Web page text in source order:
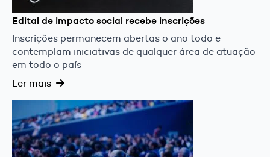
Edital de impacto social recebe inscrições
Inscrições permanecem abertas o ano todo e
contemplam iniciativas de qualquer área de atuação
em todo o país
Ler mais